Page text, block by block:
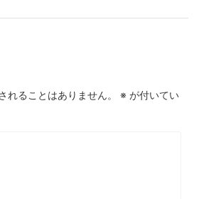
れることはありません。 ※ が付いてい